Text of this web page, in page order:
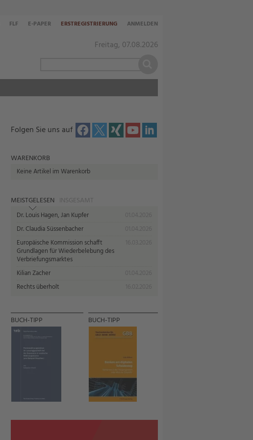
Freitag, 07.08.2026
FLF E-PAPER ERSTREGISTRIERUNG ANMELDEN
Folgen Sie uns auf
WARENKORB
Keine Artikel im Warenkorb
MEISTGELESEN INSGESAMT
Dr. Louis Hagen, Jan Kupfer
Dr. Claudia Süssenbacher
Europäische Kommission schafft
Grundlagen für Wiederbelebung des
Verbriefungsmarktes
Kilian Zacher
Rechts überholt
BUCH-TIPP BUCH-TIPP